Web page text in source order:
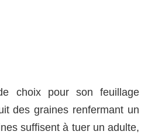
choix pour son feuillage
des graines renfermant un
suffisent à tuer un adulte,